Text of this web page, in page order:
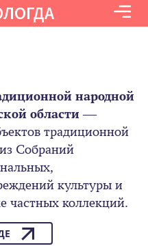
народной
области—
традиционной
Собраний
культуры и
частных коллекций.